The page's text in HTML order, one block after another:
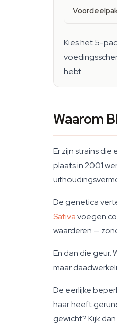
Kies het 5-
hebt.
Waarom
Er zijn strains
plaats in 2001
De genetica
Sativavoegen
waarderen —
En dan die geur.
maar
De eerlijke
haar heeft
gewicht? Kijk